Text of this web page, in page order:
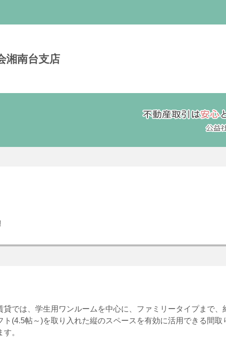
湘南台支店
では、学生用ワンルームを中心に、ファミリータイプまで、
(4.5帖～)を取り入れた縦のスペースを有効に活用できる間
。